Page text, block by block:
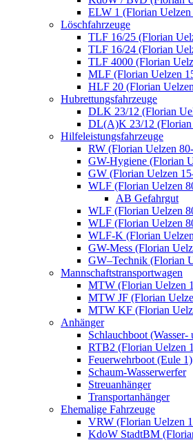
ELW 1 (Florian Uelzen
Löschfahrzeuge
TLF 16/25 (Florian
TLF 16/24 (Florian
TLF 4000 (Florian
MLF (Florian Uelzen
HLF 20 (Florian
Hubrettungsfahrzeuge
DLK 23/12 (Florian
DL(A)K 23/12 (Florian
Hilfeleistungsfahrzeuge
RW (Florian Uelzen
GW-Hygiene (Florian
GW (Florian Uelzen
WLF (Florian Uelzen
AB Gefahrgut
WLF (Florian Uelzen
WLF (Florian Uelzen
WLF-K (Florian
GW-Mess (Florian
GW–Technik (Florian
Mannschaftstransportwagen
MTW (Florian Uelzen
MTW JF (Florian
MTW KF (Florian
Anhänger
Schlauchboot (Wasser-
RTB2 (Florian Uelzen
Feuerwehrboot (Eule 1)
Schaum-Wasserwerfer
Streuanhänger
Transportanhänger
Ehemalige Fahrzeuge
VRW (Florian Uelzen
KdoW StadtBM